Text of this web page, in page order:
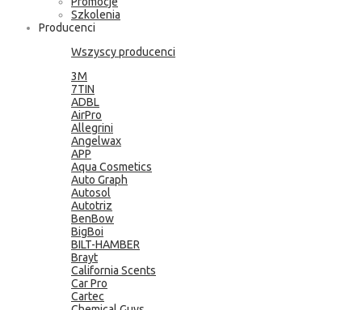
Szkolenia
Producenci
Wszyscy producenci
3M
7TIN
ADBL
AirPro
Allegrini
Angelwax
APP
Aqua Cosmetics
Auto Graph
Autosol
Autotriz
BenBow
BigBoi
BILT-HAMBER
Brayt
California Scents
Car Pro
Cartec